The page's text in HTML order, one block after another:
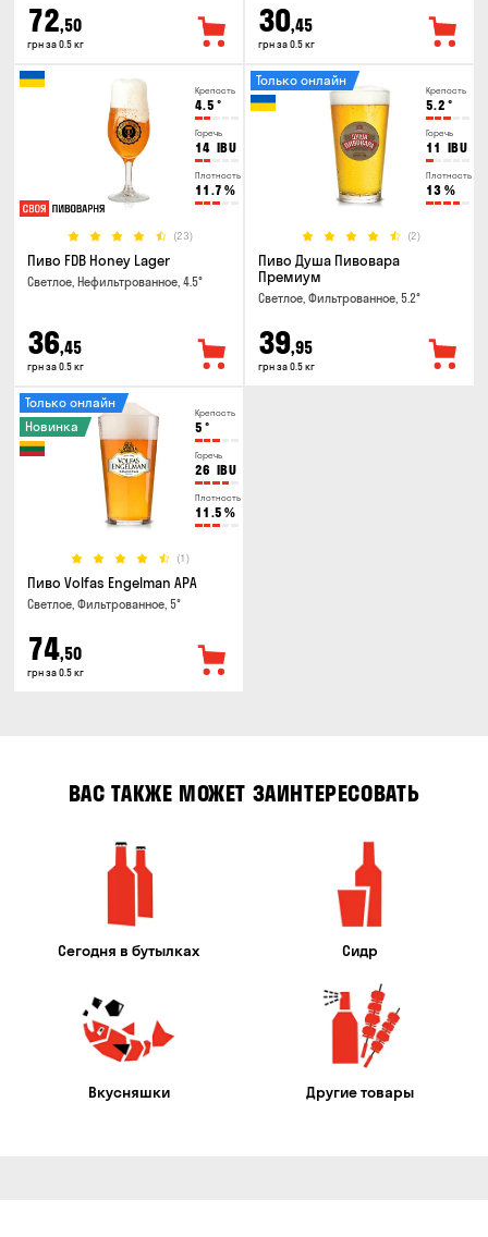
72,50
грн за 0.5 кг
30,45
грн за 0.5 кг
Крепость
4.5 °
Горечь
14 IBU
Плотность
11.7 %
(23)
Пиво FDB Honey Lager
Светлое, Нефильтрованное, 4.5°
36,45
грн за 0.5 кг
Крепость
5.2 °
Горечь
11 IBU
Плотность
13 %
(2)
Только онлайн
Пиво Душа Пивовара
Премиум
Светлое, Фильтрованное, 5.2°
39,95
грн за 0.5 кг
Крепость
5 °
Горечь
26 IBU
Плотность
11.5 %
(1)
Только онлайн
Новинка
Пиво Volfas Engelman APA
Светлое, Фильтрованное, 5°
74,50
грн за 0.5 кг
ВАС ТАКЖЕ МОЖЕТ ЗАИНТЕРЕСОВАТЬ
Сегодня в бутылках Сидр
Вкусняшки Другие товары